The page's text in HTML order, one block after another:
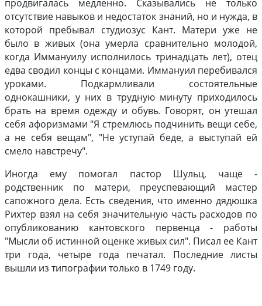
продвигалась медленно. Сказывались не только
отсутствие навыков и недостаток знаний, но и нужда, в
которой пребывал студиозус Кант. Матери уже не
было в живых (она умерла сравнительно молодой,
когда Иммануилу исполнилось тринадцать лет), отец
едва сводил концы с концами. Иммануил перебивался
уроками. Подкармливали состоятельные
однокашники, у них в трудную минуту приходилось
брать на время одежду и обувь. Говорят, он утешал
себя афоризмами "Я стремлюсь подчинить вещи себе,
а не себя вещам", "Не уступай беде, а выступай ей
смело навстречу".
Иногда ему помогал пастор Шульц, чаще -
родственник по матери, преуспевающий мастер
сапожного дела. Есть сведения, что именно дядюшка
Рихтер взял на себя значительную часть расходов по
опубликованию кантовского первенца - работы
"Мысли об истинной оценке живых сил". Писал ее Кант
три года, четыре года печатал. Последние листы
вышли из типографии только в 1749 году.